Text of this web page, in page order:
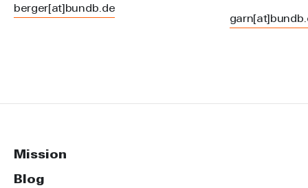
berger[at]bundb.de
Mission
Blog